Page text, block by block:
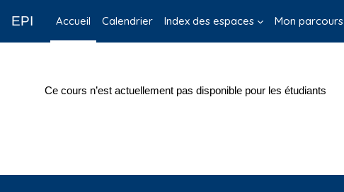
EPI Accueil Calendrier Index des espaces Mon parcours
Ce cours n’est actuellement pas disponible pour les étudiants